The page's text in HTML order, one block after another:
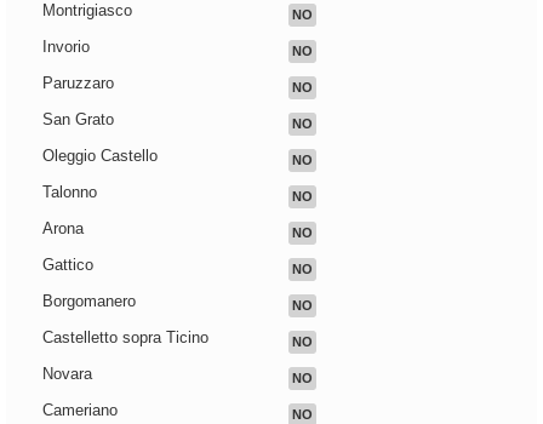
Montrigiasco NO
Invorio NO
Paruzzaro NO
San Grato NO
Oleggio Castello NO
Talonno NO
Arona NO
Gattico NO
Borgomanero NO
Castelletto sopra Ticino NO
Novara NO
Cameriano NO